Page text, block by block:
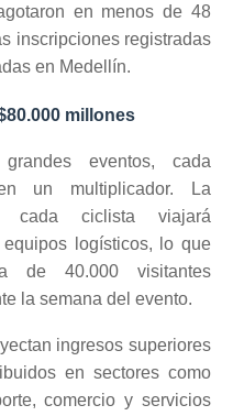
en menos de 48
inscripciones registradas
en Medellín.
millones
eventos, cada
un multiplicador. La
cada ciclista viajará
logísticos, lo que
de 40.000 visitantes
la semana del evento.
ingresos superiores
en sectores como
comercio y servicios